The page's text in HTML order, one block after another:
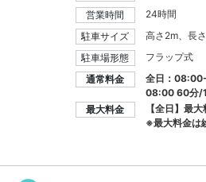
営業時間
24時間
駐車サイズ
高さ2m、長
駐車場形態
フラップ式
通常料金
全日：
08:00 60分/
最大料金
【全日】最
※最大料金は